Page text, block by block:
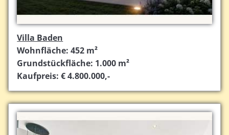
Villa Baden
Wohnfläche: 452 m²
Grundstückfläche: 1.000 m²
Kaufpreis: € 4.800.000,-